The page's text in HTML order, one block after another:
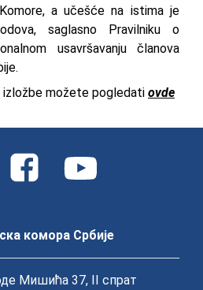
a učešće na istima je
saglasno Pravilniku o
usavršavanju članova
izložbe možete pogledati ovde
комора Србије
Мишића 37, II спрат